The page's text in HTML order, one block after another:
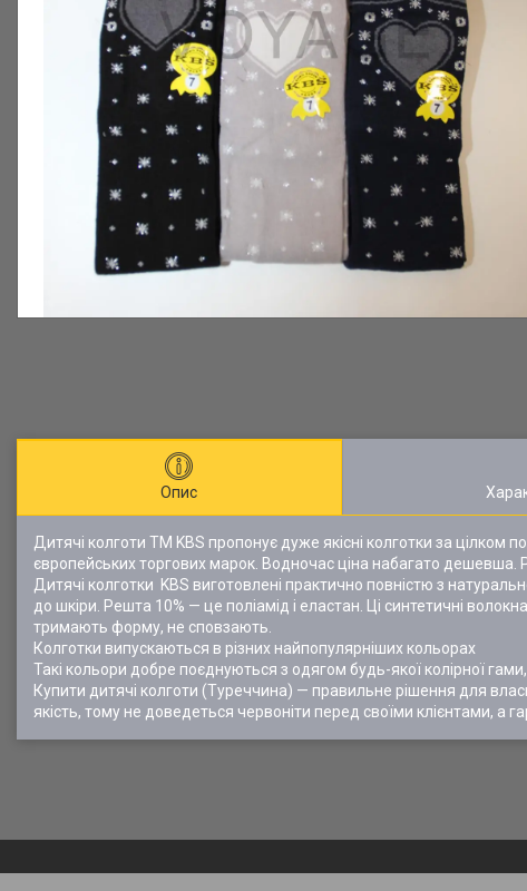
Опис
Дитячі колготи ТМ KBS пропонує дуже якісні колготки за цілком
європейських торгових марок. Водночас ціна набагато дешевша.
Дитячі колготки KBS виготовлені практично повністю з
до шкіри. Решта 10% — це поліамід і еластан. Ці синтетичні
тримають форму, не сповзають.
Колготки випускаються в різних найпопулярніших кольорах
Такі кольори добре поєднуються з одягом будь-якої колірної
Купити дитячі колготи (Туреччина) — правильне рішення для
якість, тому не доведеться червоніти перед своїми клієнтами, а